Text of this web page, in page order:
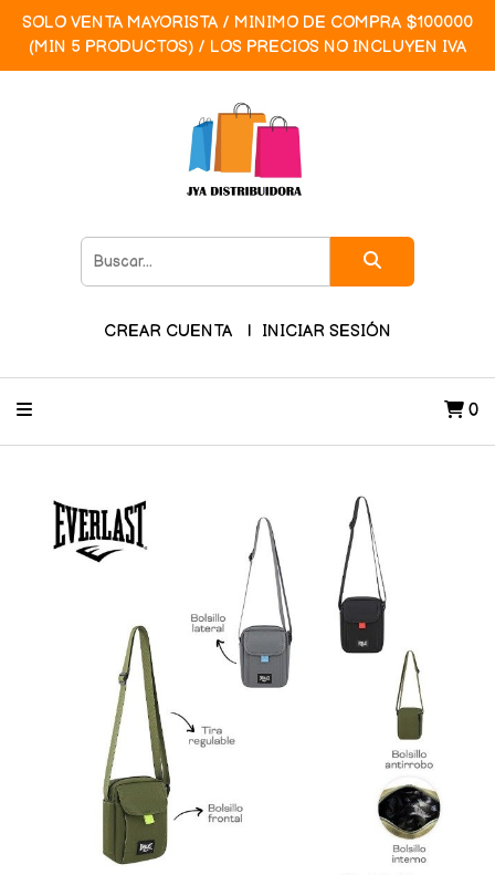
SOLO VENTA MAYORISTA / MINIMO DE COMPRA $100000
(MIN 5 PRODUCTOS) / LOS PRECIOS NO INCLUYEN IVA
CREAR CUENTA INICIAR SESIÓN
0